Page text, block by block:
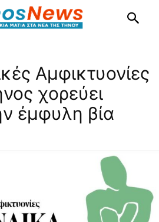
Αμφικτυονίες
χορεύει
έμφυλη βία